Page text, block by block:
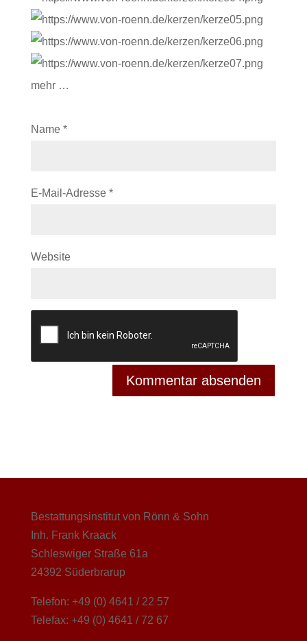
mehr …
Name *
E-Mail-Adresse *
Website
Bestattungsinstitut von Rönn & Sohn
Inh. Frank Kraack
Schleswiger Straße 61a
24392 Süderbrarup
Telefon: +49 (0) 4641 / 22 57
Telefax: +49 (0) 4641 / 72 67